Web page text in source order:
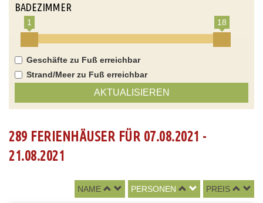
BADEZIMMER
1 18
Geschäfte zu Fuß erreichbar
Strand/Meer zu Fuß erreichbar
AKTUALISIEREN
289 FERIENHÄUSER FÜR 07.08.2021 -
21.08.2021
NAME PERSONEN PREIS